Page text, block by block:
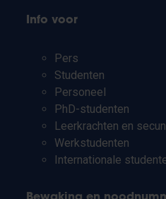
Info voor
Pers
Studenten
Personeel
PhD-studenten
Leerkrachten en
Werkstudenten
Internationale